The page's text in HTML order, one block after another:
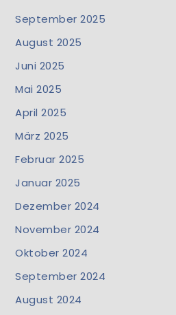
September 2025
August 2025
Juni 2025
Mai 2025
April 2025
März 2025
Februar 2025
Januar 2025
Dezember 2024
November 2024
Oktober 2024
September 2024
August 2024